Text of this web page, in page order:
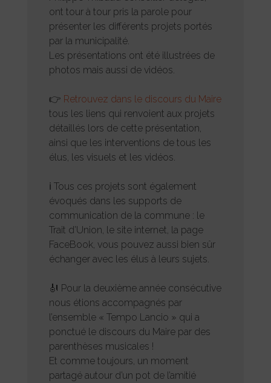
ont tour à tour pris la parole pour
présenter les différents projets portés
par la municipalité.
Les présentations ont été illustrées de
photos mais aussi de vidéos.
👉 Retrouvez dans le discours du Maire
tous les liens qui renvoient aux projets
détaillés lors de cette présentation,
ainsi que les interventions de tous les
élus, les visuels et les vidéos.
ℹ Tous ces projets sont également
évoqués dans les supports de
communication de la commune : le
Trait d’Union, le site internet, la page
FaceBook, vous pouvez aussi bien sûr
échanger avec les élus à leurs sujets.
🎻 Pour la deuxième année consécutive
nous étions accompagnés par
l’ensemble « Tempo Lancio » qui a
ponctué le discours du Maire par des
parenthèses musicales !
Et comme toujours, un moment
partagé autour d’un pot de l’amitié